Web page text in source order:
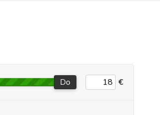
Do €